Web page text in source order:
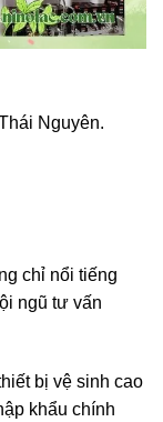
Nguyên.
chỉ nổi tiếng
ngũ tư vấn
bị vệ sinh cao
khẩu chính